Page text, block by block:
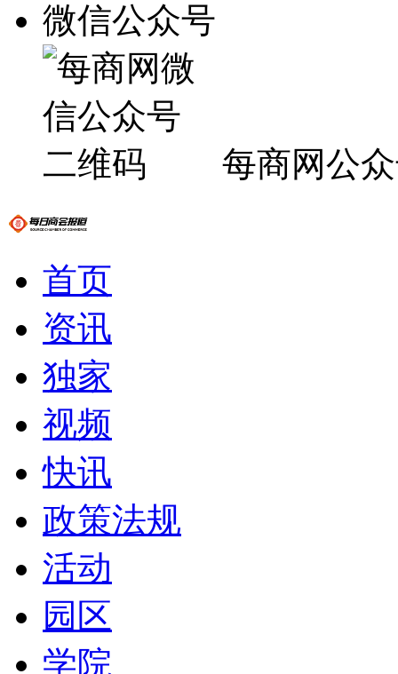
微信公众号
每商网公
首页
资讯
独家
视频
快讯
政策法规
活动
园区
学院